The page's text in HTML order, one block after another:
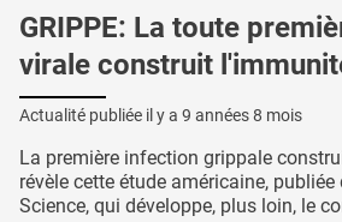
GRIPPE: La toute
virale construit
Actualité publiée il y a 9 années 8 mois
La première infection grippale
révèle cette étude américaine, publiée
Science, qui développe, plus loin, le